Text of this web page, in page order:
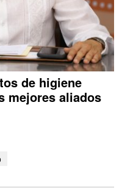
de higiene
mejores aliados